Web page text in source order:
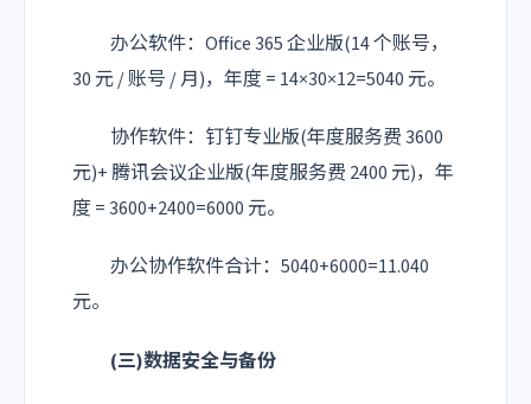
办公软件：Office 365 企业版(14 个账号，
30 元 / 账号 / 月)，年度 = 14×30×12=5040 元。
协作软件：钉钉专业版(年度服务费 3600
元)+ 腾讯会议企业版(年度服务费 2400 元)，年
度 = 3600+2400=6000 元。
办公协作软件合计：5040+6000=11.040
元。
(三)数据安全与备份